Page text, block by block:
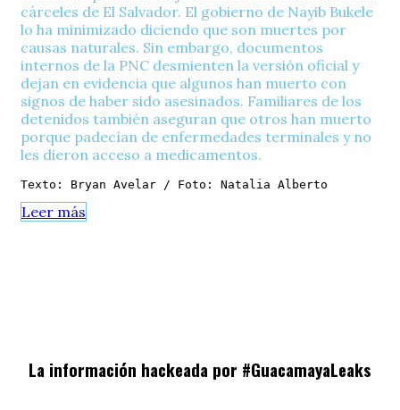
cárceles de El Salvador. El gobierno de Nayib Bukele
lo ha minimizado diciendo que son muertes por
causas naturales. Sin embargo, documentos
internos de la PNC desmienten la versión oficial y
dejan en evidencia que algunos han muerto con
signos de haber sido asesinados. Familiares de los
detenidos también aseguran que otros han muerto
porque padecían de enfermedades terminales y no
les dieron acceso a medicamentos.
Texto: Bryan Avelar / Foto: Natalia Alberto
Leer más
La información hackeada por #GuacamayaLeaks